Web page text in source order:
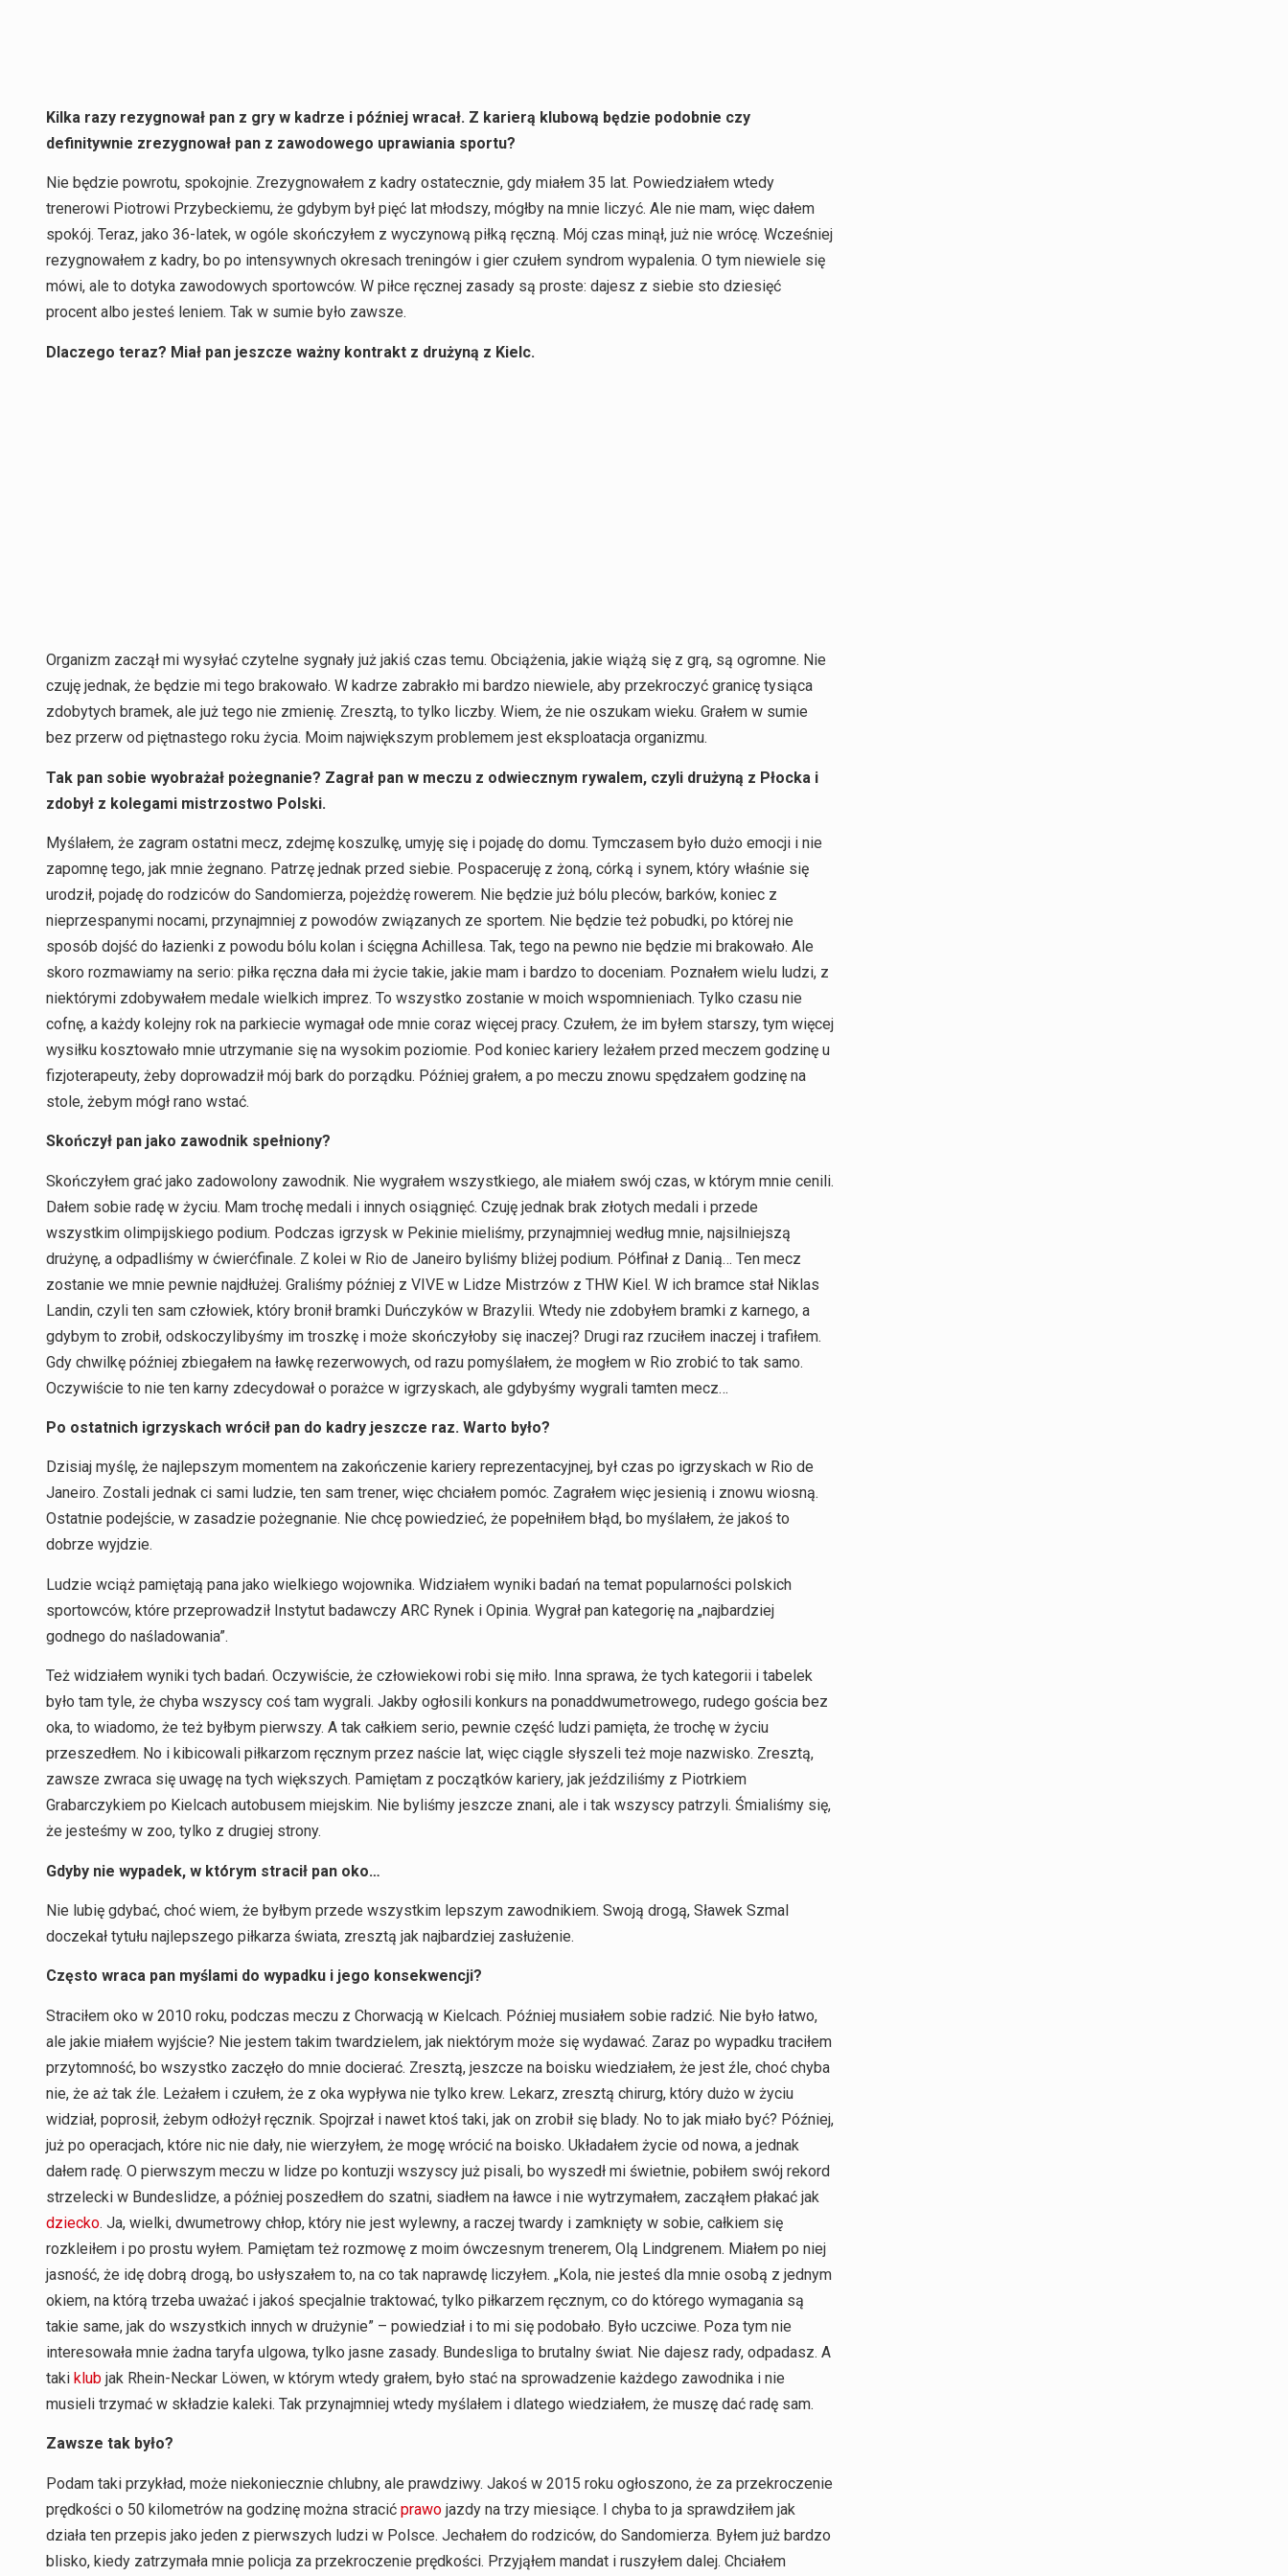
Kilka razy rezygnował pan z gry w kadrze i później wracał. Z karierą klubową będzie podobnie czy
definitywnie zrezygnował pan z zawodowego uprawiania sportu?
Nie będzie powrotu, spokojnie. Zrezygnowałem z kadry ostatecznie, gdy miałem 35 lat. Powiedziałem wtedy
trenerowi Piotrowi Przybeckiemu, że gdybym był pięć lat młodszy, mógłby na mnie liczyć. Ale nie mam, więc dałem
spokój. Teraz, jako 36-latek, w ogóle skończyłem z wyczynową piłką ręczną. Mój czas minął, już nie wrócę. Wcześniej
rezygnowałem z kadry, bo po intensywnych okresach treningów i gier czułem syndrom wypalenia. O tym niewiele się
mówi, ale to dotyka zawodowych sportowców. W piłce ręcznej zasady są proste: dajesz z siebie sto dziesięć
procent albo jesteś leniem. Tak w sumie było zawsze.
Dlaczego teraz? Miał pan jeszcze ważny kontrakt z drużyną z Kielc.
Organizm zaczął mi wysyłać czytelne sygnały już jakiś czas temu. Obciążenia, jakie wiążą się z grą, są ogromne. Nie
czuję jednak, że będzie mi tego brakowało. W kadrze zabrakło mi bardzo niewiele, aby przekroczyć granicę tysiąca
zdobytych bramek, ale już tego nie zmienię. Zresztą, to tylko liczby. Wiem, że nie oszukam wieku. Grałem w sumie
bez przerw od piętnastego roku życia. Moim największym problemem jest eksploatacja organizmu.
Tak pan sobie wyobrażał pożegnanie? Zagrał pan w meczu z odwiecznym rywalem, czyli drużyną z Płocka i
zdobył z kolegami mistrzostwo Polski.
Myślałem, że zagram ostatni mecz, zdejmę koszulkę, umyję się i pojadę do domu. Tymczasem było dużo emocji i nie
zapomnę tego, jak mnie żegnano. Patrzę jednak przed siebie. Pospaceruję z żoną, córką i synem, który właśnie się
urodził, pojadę do rodziców do Sandomierza, pojeżdżę rowerem. Nie będzie już bólu pleców, barków, koniec z
nieprzespanymi nocami, przynajmniej z powodów związanych ze sportem. Nie będzie też pobudki, po której nie
sposób dojść do łazienki z powodu bólu kolan i ścięgna Achillesa. Tak, tego na pewno nie będzie mi brakowało. Ale
skoro rozmawiamy na serio: piłka ręczna dała mi życie takie, jakie mam i bardzo to doceniam. Poznałem wielu ludzi, z
niektórymi zdobywałem medale wielkich imprez. To wszystko zostanie w moich wspomnieniach. Tylko czasu nie
cofnę, a każdy kolejny rok na parkiecie wymagał ode mnie coraz więcej pracy. Czułem, że im byłem starszy, tym więcej
wysiłku kosztowało mnie utrzymanie się na wysokim poziomie. Pod koniec kariery leżałem przed meczem godzinę u
fizjoterapeuty, żeby doprowadził mój bark do porządku. Później grałem, a po meczu znowu spędzałem godzinę na
stole, żebym mógł rano wstać.
Skończył pan jako zawodnik spełniony?
Skończyłem grać jako zadowolony zawodnik. Nie wygrałem wszystkiego, ale miałem swój czas, w którym mnie cenili.
Dałem sobie radę w życiu. Mam trochę medali i innych osiągnięć. Czuję jednak brak złotych medali i przede
wszystkim olimpijskiego podium. Podczas igrzysk w Pekinie mieliśmy, przynajmniej według mnie, najsilniejszą
drużynę, a odpadliśmy w ćwierćfinale. Z kolei w Rio de Janeiro byliśmy bliżej podium. Półfinał z Danią… Ten mecz
zostanie we mnie pewnie najdłużej. Graliśmy później z VIVE w Lidze Mistrzów z THW Kiel. W ich bramce stał Niklas
Landin, czyli ten sam człowiek, który bronił bramki Duńczyków w Brazylii. Wtedy nie zdobyłem bramki z karnego, a
gdybym to zrobił, odskoczylibyśmy im troszkę i może skończyłoby się inaczej? Drugi raz rzuciłem inaczej i trafiłem.
Gdy chwilkę później zbiegałem na ławkę rezerwowych, od razu pomyślałem, że mogłem w Rio zrobić to tak samo.
Oczywiście to nie ten karny zdecydował o porażce w igrzyskach, ale gdybyśmy wygrali tamten mecz…
Po ostatnich igrzyskach wrócił pan do kadry jeszcze raz. Warto było?
Dzisiaj myślę, że najlepszym momentem na zakończenie kariery reprezentacyjnej, był czas po igrzyskach w Rio de
Janeiro. Zostali jednak ci sami ludzie, ten sam trener, więc chciałem pomóc. Zagrałem więc jesienią i znowu wiosną.
Ostatnie podejście, w zasadzie pożegnanie. Nie chcę powiedzieć, że popełniłem błąd, bo myślałem, że jakoś to
dobrze wyjdzie.
Ludzie wciąż pamiętają pana jako wielkiego wojownika. Widziałem wyniki badań na temat popularności polskich
sportowców, które przeprowadził Instytut badawczy ARC Rynek i Opinia. Wygrał pan kategorię na „najbardziej
godnego do naśladowania”.
Też widziałem wyniki tych badań. Oczywiście, że człowiekowi robi się miło. Inna sprawa, że tych kategorii i tabelek
było tam tyle, że chyba wszyscy coś tam wygrali. Jakby ogłosili konkurs na ponaddwumetrowego, rudego gościa bez
oka, to wiadomo, że też byłbym pierwszy. A tak całkiem serio, pewnie część ludzi pamięta, że trochę w życiu
przeszedłem. No i kibicowali piłkarzom ręcznym przez naście lat, więc ciągle słyszeli też moje nazwisko. Zresztą,
zawsze zwraca się uwagę na tych większych. Pamiętam z początków kariery, jak jeździliśmy z Piotrkiem
Grabarczykiem po Kielcach autobusem miejskim. Nie byliśmy jeszcze znani, ale i tak wszyscy patrzyli. Śmialiśmy się,
że jesteśmy w zoo, tylko z drugiej strony.
Gdyby nie wypadek, w którym stracił pan oko…
Nie lubię gdybać, choć wiem, że byłbym przede wszystkim lepszym zawodnikiem. Swoją drogą, Sławek Szmal
doczekał tytułu najlepszego piłkarza świata, zresztą jak najbardziej zasłużenie.
Często wraca pan myślami do wypadku i jego konsekwencji?
Straciłem oko w 2010 roku, podczas meczu z Chorwacją w Kielcach. Później musiałem sobie radzić. Nie było łatwo,
ale jakie miałem wyjście? Nie jestem takim twardzielem, jak niektórym może się wydawać. Zaraz po wypadku traciłem
przytomność, bo wszystko zaczęło do mnie docierać. Zresztą, jeszcze na boisku wiedziałem, że jest źle, choć chyba
nie, że aż tak źle. Leżałem i czułem, że z oka wypływa nie tylko krew. Lekarz, zresztą chirurg, który dużo w życiu
widział, poprosił, żebym odłożył ręcznik. Spojrzał i nawet ktoś taki, jak on zrobił się blady. No to jak miało być? Później,
już po operacjach, które nic nie dały, nie wierzyłem, że mogę wrócić na boisko. Układałem życie od nowa, a jednak
dałem radę. O pierwszym meczu w lidze po kontuzji wszyscy już pisali, bo wyszedł mi świetnie, pobiłem swój rekord
strzelecki w Bundeslidze, a później poszedłem do szatni, siadłem na ławce i nie wytrzymałem, zacząłem płakać jak
dziecko. Ja, wielki, dwumetrowy chłop, który nie jest wylewny, a raczej twardy i zamknięty w sobie, całkiem się
rozkleiłem i po prostu wyłem. Pamiętam też rozmowę z moim ówczesnym trenerem, Olą Lindgrenem. Miałem po niej
jasność, że idę dobrą drogą, bo usłyszałem to, na co tak naprawdę liczyłem. „Kola, nie jesteś dla mnie osobą z jednym
okiem, na którą trzeba uważać i jakoś specjalnie traktować, tylko piłkarzem ręcznym, co do którego wymagania są
takie same, jak do wszystkich innych w drużynie” – powiedział i to mi się podobało. Było uczciwe. Poza tym nie
interesowała mnie żadna taryfa ulgowa, tylko jasne zasady. Bundesliga to brutalny świat. Nie dajesz rady, odpadasz. A
taki klub jak Rhein-Neckar Löwen, w którym wtedy grałem, było stać na sprowadzenie każdego zawodnika i nie
musieli trzymać w składzie kaleki. Tak przynajmniej wtedy myślałem i dlatego wiedziałem, że muszę dać radę sam.
Zawsze tak było?
Podam taki przykład, może niekoniecznie chlubny, ale prawdziwy. Jakoś w 2015 roku ogłoszono, że za przekroczenie
prędkości o 50 kilometrów na godzinę można stracić prawo jazdy na trzy miesiące. I chyba to ja sprawdziłem jak
działa ten przepis jako jeden z pierwszych ludzi w Polsce. Jechałem do rodziców, do Sandomierza. Byłem już bardzo
blisko, kiedy zatrzymała mnie policja za przekroczenie prędkości. Przyjąłem mandat i ruszyłem dalej. Chciałem